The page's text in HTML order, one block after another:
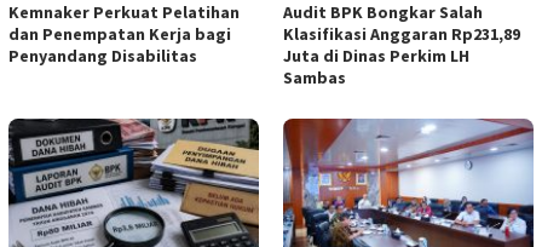
Kemnaker Perkuat Pelatihan
dan Penempatan Kerja bagi
Penyandang Disabilitas
Audit BPK Bongkar Salah
Klasifikasi Anggaran Rp231,89
Juta di Dinas Perkim LH
Sambas